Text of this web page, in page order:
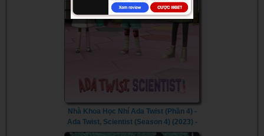
Nhà Khoa Học Nhí Ada Twist (Phần 4) -
Ada Twist, Scientist (Season 4) (2023) -
Vietsub